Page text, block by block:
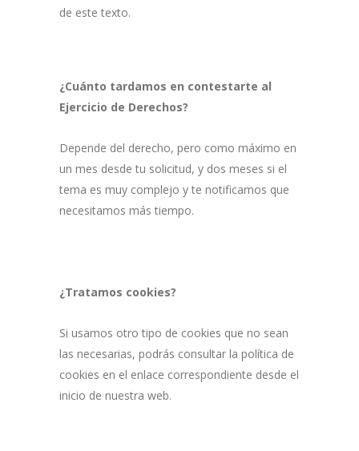
de este texto.
¿Cuánto tardamos en contestarte al
Ejercicio de Derechos?
Depende del derecho, pero como máximo en
un mes desde tu solicitud, y dos meses si el
tema es muy complejo y te notificamos que
necesitamos más tiempo.
¿Tratamos cookies?
Si usamos otro tipo de cookies que no sean
las necesarias, podrás consultar la política de
cookies en el enlace correspondiente desde el
inicio de nuestra web.